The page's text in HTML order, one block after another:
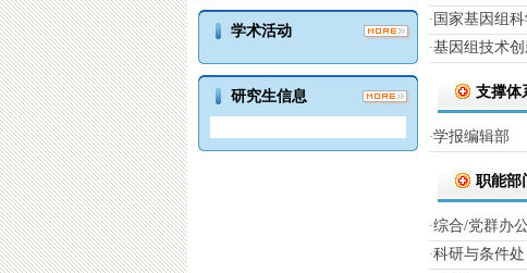
学术活动
研究生信息
· 国家基因组
·基因组技术
支撑体
·学报编辑部
职能部
·综合/党群办
·科研与条件处